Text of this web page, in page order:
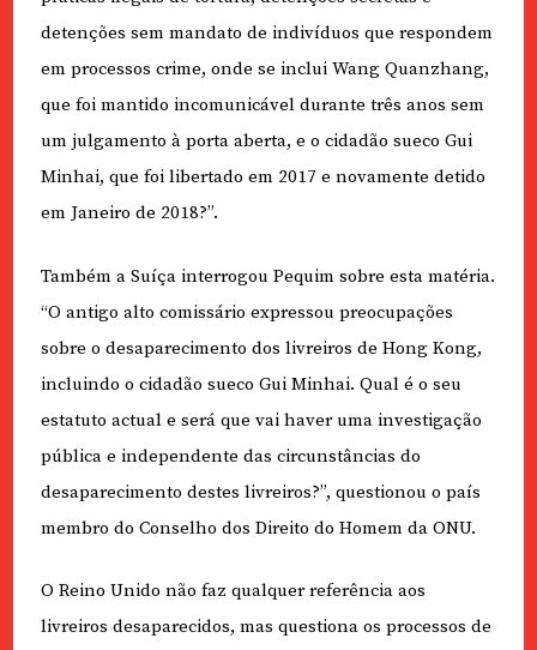
detenções sem mandato de indivíduos que respondem
em processos crime, onde se inclui Wang Quanzhang,
que foi mantido incomunicável durante três anos sem
um julgamento à porta aberta, e o cidadão sueco Gui
Minhai, que foi libertado em 2017 e novamente detido
em Janeiro de 2018?”.
Também a Suíça interrogou Pequim sobre esta matéria.
“O antigo alto comissário expressou preocupações
sobre o desaparecimento dos livreiros de Hong Kong,
incluindo o cidadão sueco Gui Minhai. Qual é o seu
estatuto actual e será que vai haver uma investigação
pública e independente das circunstâncias do
desaparecimento destes livreiros?”, questionou o país
membro do Conselho dos Direito do Homem da ONU.
O Reino Unido não faz qualquer referência aos
livreiros desaparecidos, mas questiona os processos de